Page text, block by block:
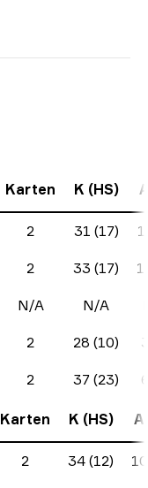
Karten K (HS)
2 31 (17)
2 33 (17)
N/A N/A
2 28 (10)
2 37 (23)
Karten K (HS) A
2 34 (12)